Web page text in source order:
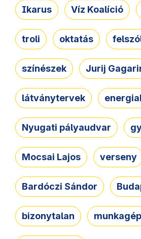
Ikarus Víz Koalíció
troli oktatás
színészek Jurij
látványtervek
Nyugati pályaudvar
Mocsai Lajos verseny
Bardóczi Sándor
bizonytalan munkagép